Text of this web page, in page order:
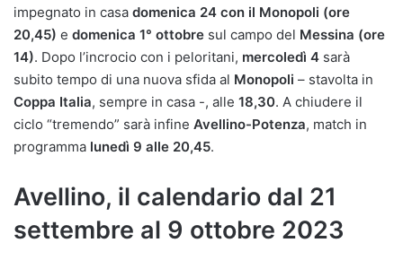
impegnato in casa domenica 24 con il Monopoli (ore
20,45) e domenica 1° ottobre sul campo del Messina (ore
14). Dopo l’incrocio con i peloritani, mercoledì 4 sarà
subito tempo di una nuova sfida al Monopoli – stavolta in
Coppa Italia, sempre in casa -, alle 18,30. A chiudere il
ciclo “tremendo” sarà infine Avellino-Potenza, match in
programma lunedì 9 alle 20,45.
Avellino, il calendario dal 21
settembre al 9 ottobre 2023